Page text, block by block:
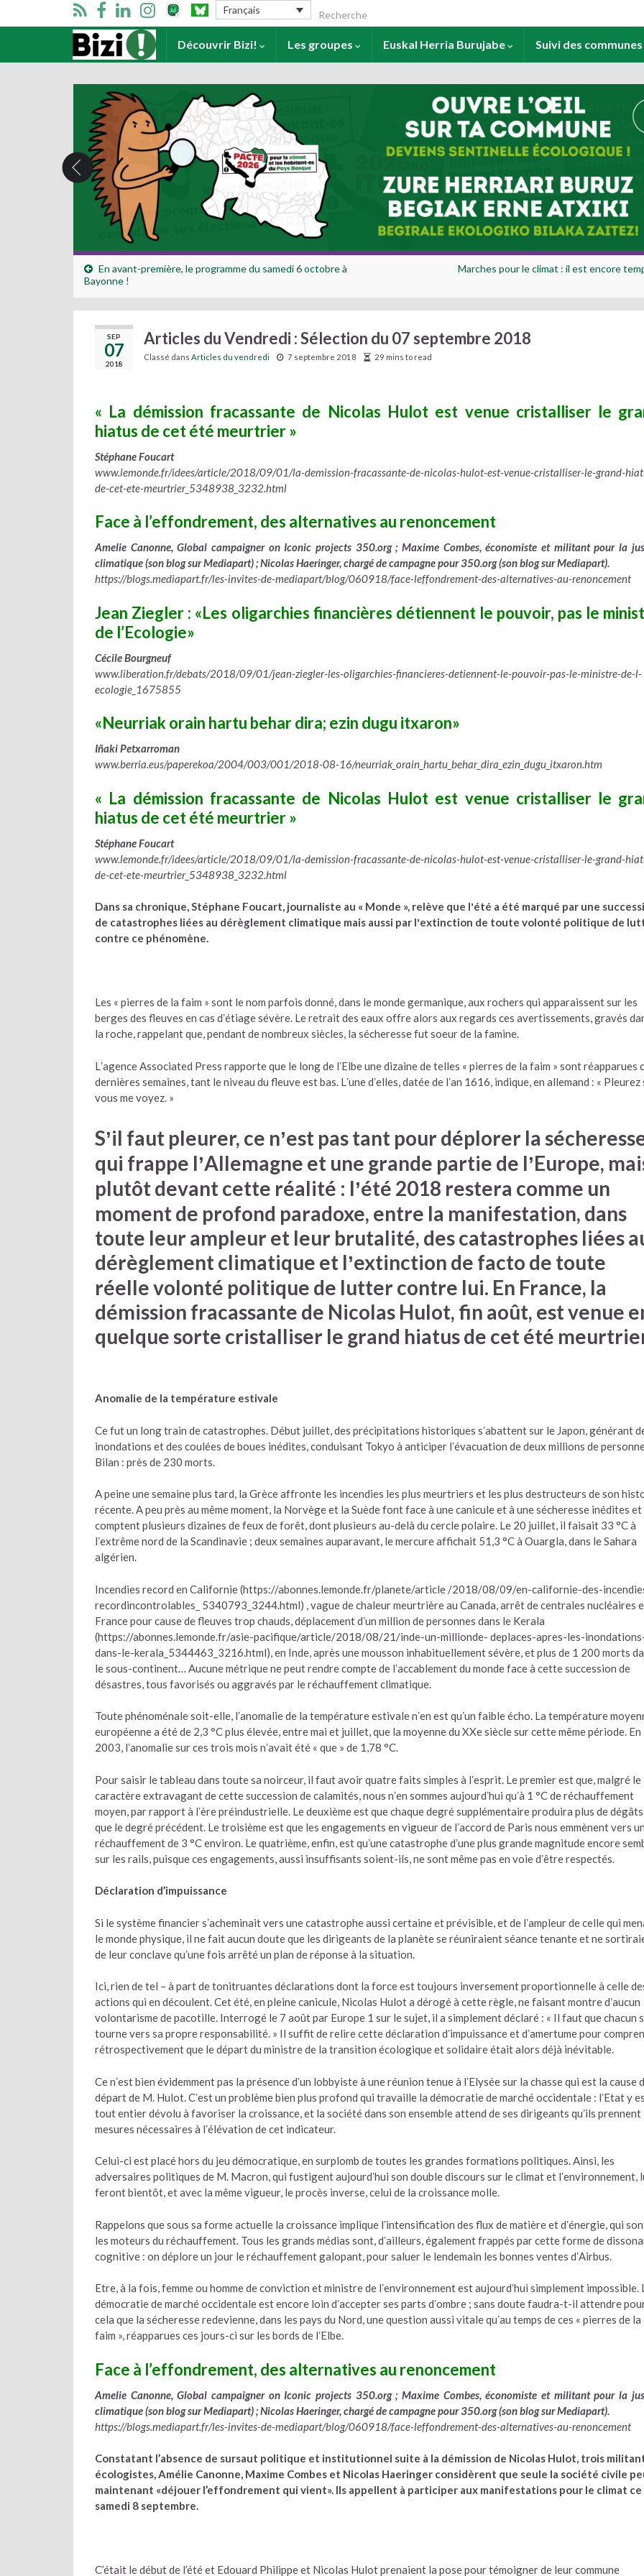
Français Search for:
Accueil Découvrir Bizi! Les groupes Euskal Herria Burujabe Suivi des communes
En avant-première, le programme du samedi 6 octobre à
Bayonne !
Marches pour le climat : il est encore
SEP
07
2018
Articles du Vendredi : Sélection du 07 septembre 2018
Classé dans Articles du vendredi 7 septembre 2018 29 mins to read
« La démission fracassante de Nicolas Hulot est venue cristalliser le
hiatus de cet été meurtrier »
Stéphane Foucart
www.lemonde.fr/idees/article/2018/09/01/la-demission-fracassante-de-nicolas-hulot-est-venue-cristalliser-le-grand-
de-cet-ete-meurtrier_5348938_3232.html
Face à l’effondrement, des alternatives au renoncement
Amelie Canonne, Global campaigner on Iconic projects 350.org ; Maxime Combes, économiste et militant pour la
climatique (son blog sur Mediapart) ; Nicolas Haeringer, chargé de campagne pour 350.org (son blog sur Mediapart).
https://blogs.mediapart.fr/les-invites-de-mediapart/blog/060918/face-leffondrement-des-alternatives-au-renoncement
Jean Ziegler : «Les oligarchies financières détiennent le pouvoir, pas le
de l’Ecologie»
Cécile Bourgneuf
www.liberation.fr/debats/2018/09/01/jean-ziegler-les-oligarchies-financieres-detiennent-le-pouvoir-pas-le-ministre-de-l-
ecologie_1675855
«Neurriak orain hartu behar dira; ezin dugu itxaron»
Iñaki Petxarroman
www.berria.eus/paperekoa/2004/003/001/2018-08-16/neurriak_orain_hartu_behar_dira_ezin_dugu_itxaron.htm
« La démission fracassante de Nicolas Hulot est venue cristalliser le
hiatus de cet été meurtrier »
Stéphane Foucart
www.lemonde.fr/idees/article/2018/09/01/la-demission-fracassante-de-nicolas-hulot-est-venue-cristalliser-le-grand-
de-cet-ete-meurtrier_5348938_3232.html
Dans sa chronique, Stéphane Foucart, journaliste au « Monde », relève que lʼété a été marqué par une
de catastrophes liées au dérèglement climatique mais aussi par lʼextinction de toute volonté politique de
contre ce phénomène.
Les « pierres de la faim » sont le nom parfois donné, dans le monde germanique, aux rochers qui apparaissent sur les
berges des fleuves en cas dʼétiage sévère. Le retrait des eaux offre alors aux regards ces avertissements, gravés
la roche, rappelant que, pendant de nombreux siècles, la sécheresse fut soeur de la famine.
Lʼagence Associated Press rapporte que le long de lʼElbe une dizaine de telles « pierres de la faim » sont réapparues
dernières semaines, tant le niveau du fleuve est bas. Lʼune dʼelles, datée de lʼan 1616, indique, en allemand : « Pleurez
vous me voyez. »
Sʼil faut pleurer, ce nʼest pas tant pour déplorer la
qui frappe lʼAllemagne et une grande partie de lʼEurope,
plutôt devant cette réalité : lʼété 2018 restera comme un
moment de profond paradoxe, entre la manifestation, dans
toute leur ampleur et leur brutalité, des catastrophes liées
dérèglement climatique et lʼextinction de facto de toute
réelle volonté politique de lutter contre lui. En France, la
démission fracassante de Nicolas Hulot, fin août, est venue
quelque sorte cristalliser le grand hiatus de cet été
Anomalie de la température estivale
Ce fut un long train de catastrophes. Début juillet, des précipitations historiques sʼabattent sur le Japon, générant
inondations et des coulées de boues inédites, conduisant Tokyo à anticiper lʼévacuation de deux millions de
Bilan : près de 230 morts.
A peine une semaine plus tard, la Grèce affronte les incendies les plus meurtriers et les plus destructeurs de son
récente. A peu près au même moment, la Norvège et la Suède font face à une canicule et à une sécheresse inédites et
comptent plusieurs dizaines de feux de forêt, dont plusieurs au-delà du cercle polaire. Le 20 juillet, il faisait 33 °C à
lʼextrême nord de la Scandinavie ; deux semaines auparavant, le mercure affichait 51,3 °C à Ouargla, dans le Sahara
algérien.
Incendies record en Californie (https://abonnes.lemonde.fr/planete/article /2018/08/09/en-californie-des-
recordincontrolables_ 5340793_3244.html) , vague de chaleur meurtrière au Canada, arrêt de centrales nucléaires
France pour cause de fleuves trop chauds, déplacement dʼun million de personnes dans le Kerala
(https://abonnes.lemonde.fr/asie-pacifique/article/2018/08/21/inde-un-millionde- deplaces-apres-les-
dans-le-kerala_5344463_3216.html), en Inde, après une mousson inhabituellement sévère, et plus de 1 200 morts
le sous-continent… Aucune métrique ne peut rendre compte de lʼaccablement du monde face à cette succession de
désastres, tous favorisés ou aggravés par le réchauffement climatique.
Toute phénoménale soit-elle, lʼanomalie de la température estivale nʼen est quʼun faible écho. La température
européenne a été de 2,3 °C plus élevée, entre mai et juillet, que la moyenne du XXe siècle sur cette même période. En
2003, lʼanomalie sur ces trois mois nʼavait été « que » de 1,78 °C.
Pour saisir le tableau dans toute sa noirceur, il faut avoir quatre faits simples à lʼesprit. Le premier est que, malgré le
caractère extravagant de cette succession de calamités, nous nʼen sommes aujourdʼhui quʼà 1 °C de réchauffement
moyen, par rapport à lʼère préindustrielle. Le deuxième est que chaque degré supplémentaire produira plus de dégâts
que le degré précédent. Le troisième est que les engagements en vigueur de lʼaccord de Paris nous emmènent vers un
réchauffement de 3 °C environ. Le quatrième, enfin, est quʼune catastrophe dʼune plus grande magnitude encore
sur les rails, puisque ces engagements, aussi insuffisants soient-ils, ne sont même pas en voie dʼêtre respectés.
Déclaration d’impuissance
Si le système financier sʼacheminait vers une catastrophe aussi certaine et prévisible, et de lʼampleur de celle qui
le monde physique, il ne fait aucun doute que les dirigeants de la planète se réuniraient séance tenante et ne
de leur conclave quʼune fois arrêté un plan de réponse à la situation.
Ici, rien de tel – à part de tonitruantes déclarations dont la force est toujours inversement proportionnelle à celle
actions qui en découlent. Cet été, en pleine canicule, Nicolas Hulot a dérogé à cette règle, ne faisant montre dʼaucun
volontarisme de pacotille. Interrogé le 7 août par Europe 1 sur le sujet, il a simplement déclaré : « Il faut que chacun
tourne vers sa propre responsabilité. » Il suffit de relire cette déclaration dʼimpuissance et dʼamertume pour
rétrospectivement que le départ du ministre de la transition écologique et solidaire était alors déjà inévitable.
Ce nʼest bien évidemment pas la présence dʼun lobbyiste à une réunion tenue à lʼElysée sur la chasse qui est la cause
départ de M. Hulot. Cʼest un problème bien plus profond qui travaille la démocratie de marché occidentale : lʼEtat y
tout entier dévolu à favoriser la croissance, et la société dans son ensemble attend de ses dirigeants quʼils prennent
mesures nécessaires à lʼélévation de cet indicateur.
Celui-ci est placé hors du jeu démocratique, en surplomb de toutes les grandes formations politiques. Ainsi, les
adversaires politiques de M. Macron, qui fustigent aujourdʼhui son double discours sur le climat et lʼenvironnement,
feront bientôt, et avec la même vigueur, le procès inverse, celui de la croissance molle.
Rappelons que sous sa forme actuelle la croissance implique lʼintensification des flux de matière et dʼénergie, qui
les moteurs du réchauffement. Tous les grands médias sont, dʼailleurs, également frappés par cette forme de
cognitive : on déplore un jour le réchauffement galopant, pour saluer le lendemain les bonnes ventes dʼAirbus.
Etre, à la fois, femme ou homme de conviction et ministre de lʼenvironnement est aujourdʼhui simplement impossible.
démocratie de marché occidentale est encore loin dʼaccepter ses parts dʼombre ; sans doute faudra-t-il attendre
cela que la sécheresse redevienne, dans les pays du Nord, une question aussi vitale quʼau temps de ces « pierres de la
faim », réapparues ces jours-ci sur les bords de lʼElbe.
Face à l’effondrement, des alternatives au renoncement
Amelie Canonne, Global campaigner on Iconic projects 350.org ; Maxime Combes, économiste et militant pour la
climatique (son blog sur Mediapart) ; Nicolas Haeringer, chargé de campagne pour 350.org (son blog sur Mediapart).
https://blogs.mediapart.fr/les-invites-de-mediapart/blog/060918/face-leffondrement-des-alternatives-au-renoncement
Constatant l’absence de sursaut politique et institutionnel suite à la démission de Nicolas Hulot, trois
écologistes, Amélie Canonne, Maxime Combes et Nicolas Haeringer considèrent que seule la société civile
maintenant «déjouer l’effondrement qui vient». Ils appellent à participer aux manifestations pour le climat ce
samedi 8 septembre.
C’était le début de l’été et Edouard Philippe et Nicolas Hulot prenaient la pose pour témoigner de leur commune